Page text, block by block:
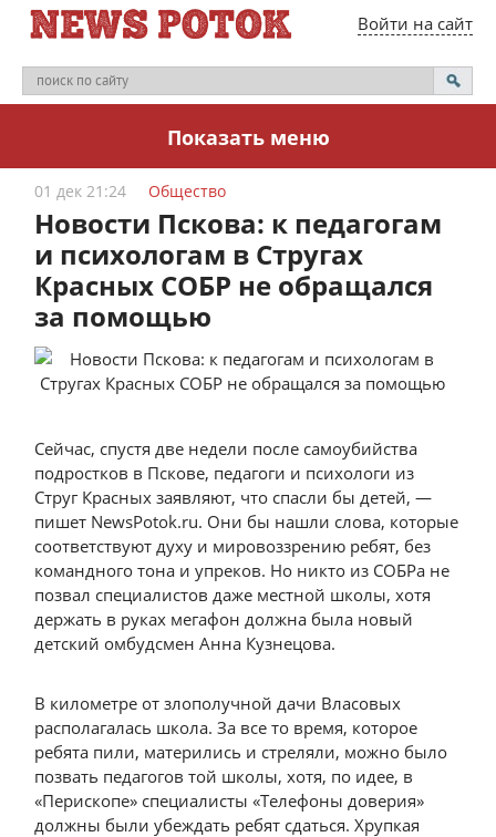
Войти на сайт
Показать меню
01 дек 21:24 Общество
Новости Пскова: к педагогам
и психологам в Стругах
Красных СОБР не обращался
за помощью
Сейчас, спустя две недели после самоубийства
подростков в Пскове, педагоги и психологи из
Струг Красных заявляют, что спасли бы детей, —
пишет NewsPotok.ru. Они бы нашли слова, которые
соответствуют духу и мировоззрению ребят, без
командного тона и упреков. Но никто из СОБРа не
позвал специалистов даже местной школы, хотя
держать в руках мегафон должна была новый
детский омбудсмен Анна Кузнецова.
В километре от злополучной дачи Власовых
располагалась школа. За все то время, которое
ребята пили, матерились и стреляли, можно было
позвать педагогов той школы, хотя, по идее, в
«Перископе» специалисты «Телефоны доверия»
должны были убеждать ребят сдаться. Хрупкая